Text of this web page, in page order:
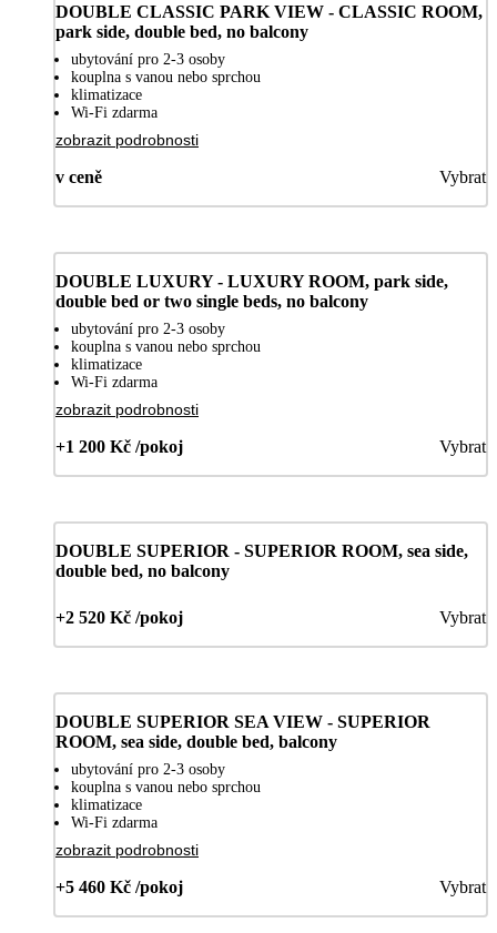
DOUBLE CLASSIC PARK VIEW - CLASSIC ROOM,
park side, double bed, no balcony
ubytování pro 2-3 osoby
kouplna s vanou nebo sprchou
klimatizace
Wi-Fi zdarma
zobrazit podrobnosti
v ceně Vybrat
DOUBLE LUXURY - LUXURY ROOM, park side,
double bed or two single beds, no balcony
ubytování pro 2-3 osoby
kouplna s vanou nebo sprchou
klimatizace
Wi-Fi zdarma
zobrazit podrobnosti
+1 200 Kč /pokoj Vybrat
DOUBLE SUPERIOR - SUPERIOR ROOM, sea side,
double bed, no balcony
+2 520 Kč /pokoj Vybrat
DOUBLE SUPERIOR SEA VIEW - SUPERIOR
ROOM, sea side, double bed, balcony
ubytování pro 2-3 osoby
kouplna s vanou nebo sprchou
klimatizace
Wi-Fi zdarma
zobrazit podrobnosti
+5 460 Kč /pokoj Vybrat